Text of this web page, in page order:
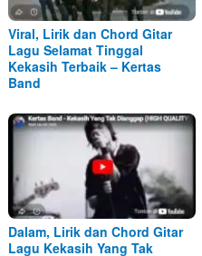
Viral, Lirik dan Chord Gitar
Lagu Selamat Tinggal
Kekasih Terbaik – Kertas
Band
Dalam, Lirik dan Chord Gitar
Lagu Kekasih Yang Tak